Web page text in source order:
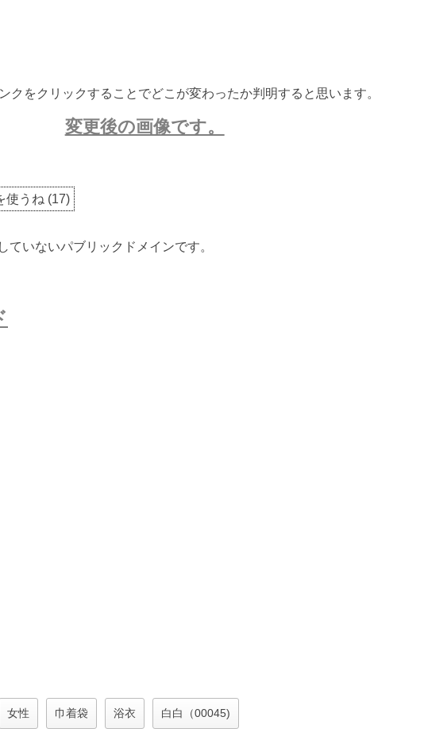
クをクリックすることでどこが変わったか判明すると思います。
変更後の画像です。
使うね (17)
いないパブリックドメインです。
女性 巾着袋 浴衣 白白（00045)